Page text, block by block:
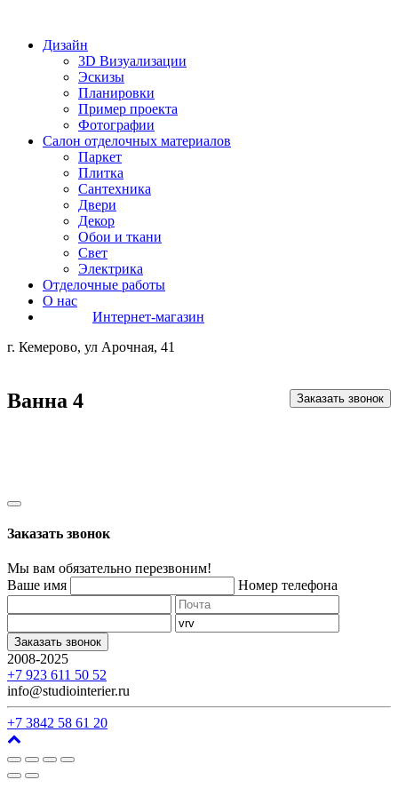
Дизайн
3D Визуализации
Эскизы
Планировки
Пример проекта
Фотографии
Салон отделочных материалов
Паркет
Плитка
Сантехника
Двери
Декор
Обои и ткани
Свет
Электрика
Отделочные работы
О нас
Интернет-магазин
г. Кемерово, ул Арочная, 41
Ванна 4 Заказать звонок
Заказать звонок
Мы вам обязательно перезвоним!
Ваше имя
Номер телефона
Заказать звонок
2008-2025
+7 923 611 50 52
info@studiointerier.ru
+7 3842 58 61 20